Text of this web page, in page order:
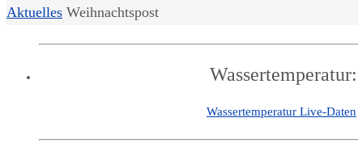
Start
Aktuelles Weihnachtspost
Wassertemperatur:
Wassertemperatur Live-Daten